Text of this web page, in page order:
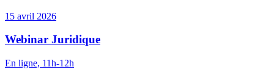
15 avril 2026
Webinar Juridique
En ligne, 11h-12h